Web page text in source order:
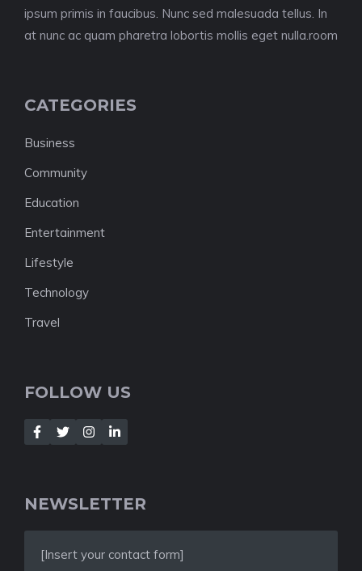
ipsum primis in faucibus. Nunc sed malesuada tellus. In
at nunc ac quam pharetra lobortis mollis eget nulla.room
CATEGORIES
Business
Community
Education
Entertainment
Lifestyle
Technology
Travel
FOLLOW US
NEWSLETTER
[Insert your contact form]